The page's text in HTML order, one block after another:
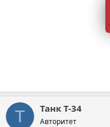
Т Танк Т-34
Авторитет